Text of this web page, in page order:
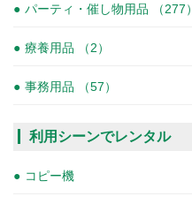
パーティ・催し物用品 （277）
療養用品 （2）
事務用品 （57）
利用シーンでレンタル
コピー機